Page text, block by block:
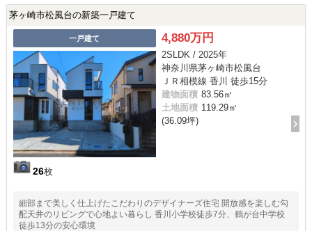
茅ヶ崎市松風台の新築一戸建て
一戸建て
26枚
4,880万円
2SLDK / 2025年
神奈川県茅ヶ崎市松風台
ＪＲ相模線 香川 徒歩15分
建物面積 83.56㎡
土地面積 119.29㎡
(36.09坪)
細部まで美しく仕上げたこだわりのデザイナーズ住宅 開放感を楽しむ勾
配天井のリビングで心地よい暮らし 香川小学校徒歩7分、鶴が台中学校
徒歩13分の安心環境